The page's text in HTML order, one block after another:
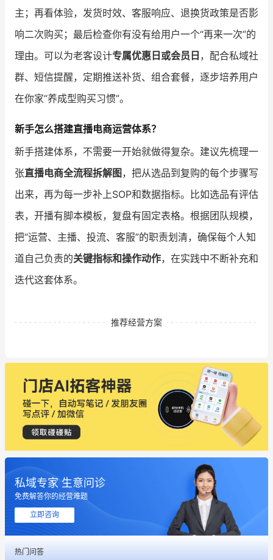
主；再看体验，发货时效、客服响应、退换货政策是否影
响二次购买；最后检查你有没有给用户一个“再来一次”的
理由。可以为老客设计专属优惠日或会员日 ，配合私域社
群、短信提醒，定期推送补货、组合套餐，逐步培养用户
在你家“养成型购买习惯”。
新手怎么搭建直播电商运营体系？
新手搭建体系，不需要一开始就做得复杂。建议先梳理一
张直播电商全流程拆解图，把从选品到复购的每个步骤写
出来，再为每一步补上SOP和数据指标。比如选品有评估
表，开播有脚本模板，复盘有固定表格。根据团队规模，
把“运营、主播、投流、客服”的职责划清，确保每个人知
道自己负责的关键指标和操作动作，在实践中不断补充和
迭代这套体系。
推荐经营方案
私域专家 生意问诊
免费解答你的经营难题
立即咨询
热门问答
这个营销策划案例推荐大家看一下
用有赞就能在微信、小红书同时经营了